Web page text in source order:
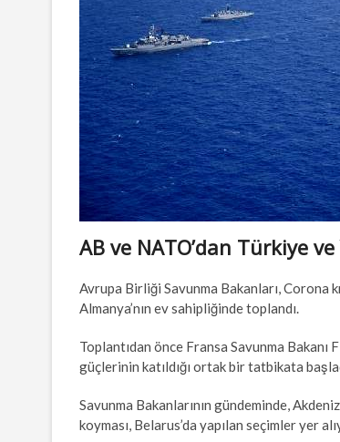
AB ve NATO’dan Türkiye
Avrupa Birliği Savunma Bakanları, Corona
Almanya’nın ev sahipliğinde toplandı.
Toplantıdan önce Fransa Savunma
güçlerinin katıldığı ortak bir tatbikata
Savunma Bakanlarının gündeminde,
koyması, Belarus’da yapılan seçimler yer